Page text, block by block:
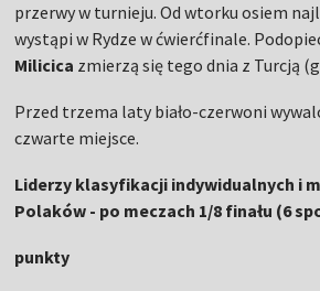
przerwy w turnieju. Od wtorku osiem
wystąpi w Rydze w ćwierćfinale.
Milicica zmierzą się tego dnia z Turcją
Przed trzema laty biało-czerwoni
czwarte miejsce.
Liderzy klasyfikacji indywidualnych i
Polaków - po meczach 1/8 finału (6
punkty